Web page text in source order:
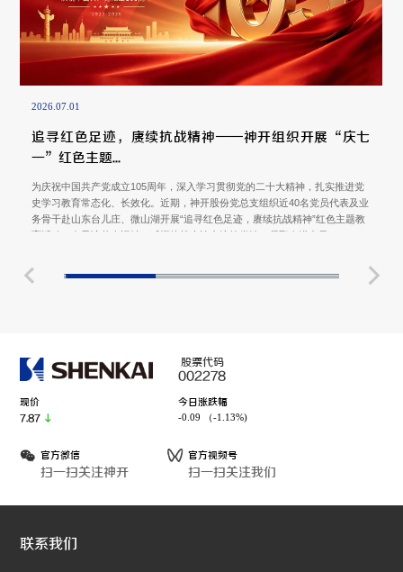
2026.07.01
追寻红色足迹，赓续抗战精神——神开组织开展“庆七
一”红色主题...
为庆祝中国共产党成立105周年，深入学习贯彻党的二十大精神，扎实推进党
史学习教育常态化、长效化。近期，神开股份党总支组织近40名党员代表及业
务骨干赴山东台儿庄、微山湖开展“追寻红色足迹，赓续抗战精神”红色主题教
股票代码
002278
现价
7.87
今日涨跌幅
-0.09 （-1.13%)
官方微信
扫一扫关注神开
官方视频号
扫一扫关注我们
联系我们